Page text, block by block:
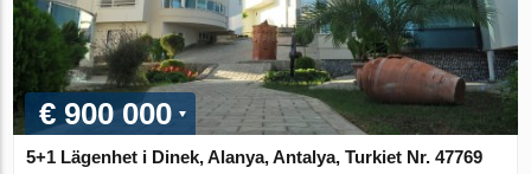
€ 900 000
5+1 Lägenhet i Dinek, Alanya, Antalya, Turkiet Nr. 47769